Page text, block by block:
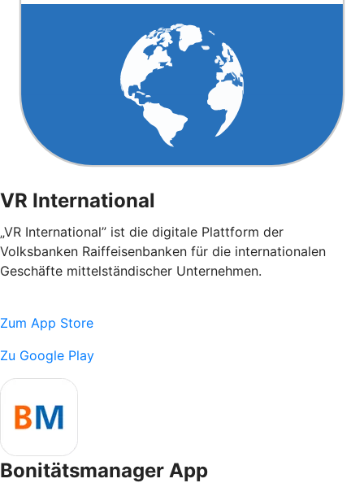
VR International
„VR International” ist die digitale Plattform der
Volksbanken Raiffeisenbanken für die internationalen
Geschäfte mittelständischer Unternehmen.
Zum App Store
Zu Google Play
Bonitätsmanager App